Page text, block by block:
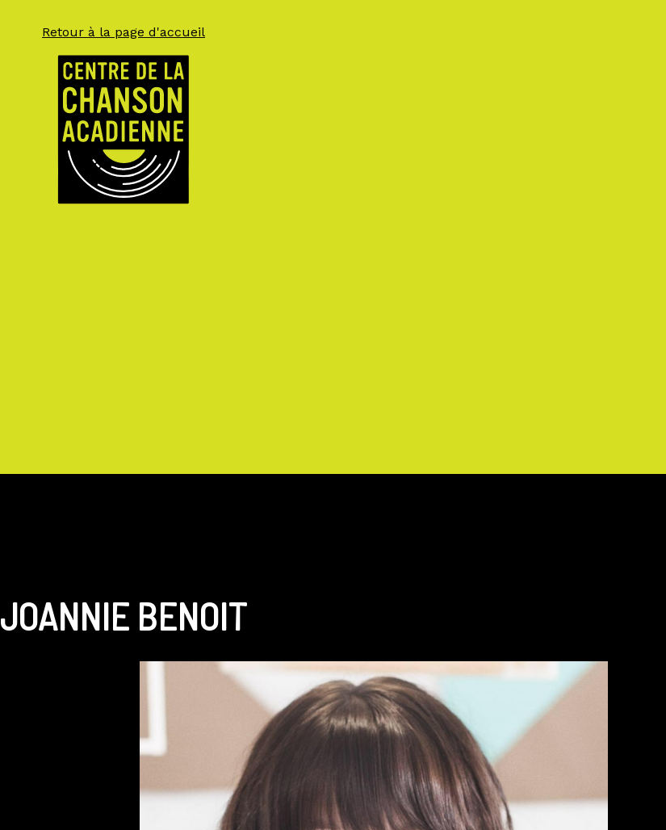
Retour à la page d'accueil
JOANNIE BENOIT